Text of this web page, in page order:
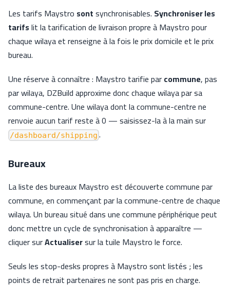
Les tarifs Maystro sontsynchronisables. Synchroniser les
tarifslit la tarification de livraison propre à Maystro pour
chaque wilaya et renseigne à la fois le prix domicile et le prix
bureau.
Une réserve à connaître : Maystro tarifie parcommune, pas
par wilaya, DZBuild approxime donc chaque wilaya par sa
commune-centre. Une wilaya dont la commune-centre ne
renvoie aucun tarif reste à 0 — saisissez-la à la main sur
/dashboard/shipping .
Bureaux
La liste des bureaux Maystro est découverte commune par
commune, en commençant par la commune-centre de chaque
wilaya. Un bureau situé dans une commune périphérique peut
donc mettre un cycle de synchronisation à apparaître —
cliquer surActualisersur la tuile Maystro le force.
Seuls les stop-desks propres à Maystro sont listés ; les
points de retrait partenaires ne sont pas pris en charge.